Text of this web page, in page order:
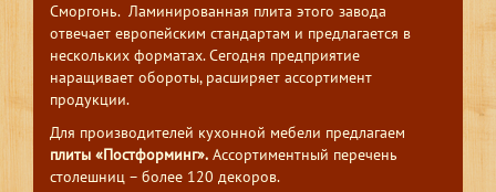
Сморгонь. Ламинированная плита этого завода
отвечает европейским стандартам и предлагается в
нескольких форматах. Сегодня предприятие
наращивает обороты, расширяет ассортимент
продукции.
Для производителей кухонной мебели предлагаем
плиты «Постформинг». Ассортиментный перечень
столешниц – более 120 декоров.